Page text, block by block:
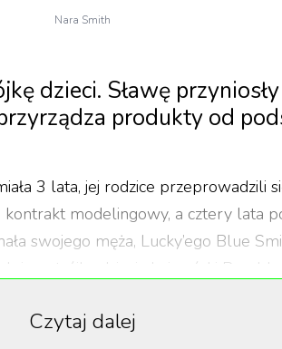
Nara Smith
dzieci. Sławę
produkty od
3 lata, jej rodzice przeprowadzili
modelingowy, a cztery lata
swojego męża, Lucky’ego Blue
i ma trójkę dzieci: dwie córki
Czytaj dalej